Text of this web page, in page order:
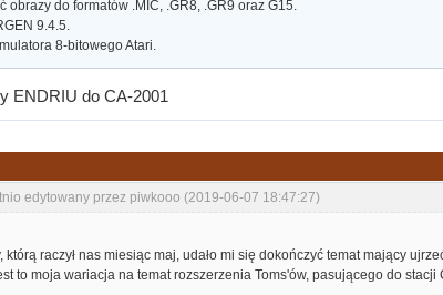
obrazy do formatów .MIC, .GR8, .GR9 oraz G15.
9.4.5.
8-bitowego Atari.
ENDRIU do CA-2001
edytowany przez piwkooo (2019-06-07 18:47:27)
którą raczył nas miesiąc maj, udało mi się dokończyć temat mający
to moja wariacja na temat rozszerzenia Toms'ów, pasującego do stacji